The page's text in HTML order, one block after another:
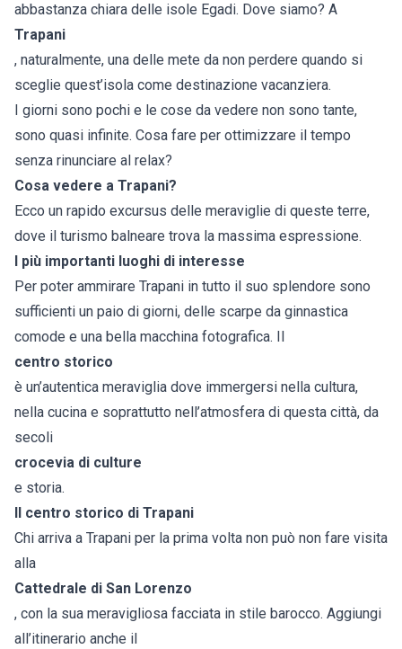
abbastanza chiara delle isole Egadi. Dove siamo? A
Trapani
, naturalmente, una delle mete da non perdere quando si
sceglie quest’isola come destinazione vacanziera.
I giorni sono pochi e le cose da vedere non sono tante,
sono quasi infinite. Cosa fare per ottimizzare il tempo
senza rinunciare al relax?
Cosa vedere a Trapani?
Ecco un rapido excursus delle meraviglie di queste terre,
dove il turismo balneare trova la massima espressione.
I più importanti luoghi di interesse
Per poter ammirare Trapani in tutto il suo splendore sono
sufficienti un paio di giorni, delle scarpe da ginnastica
comode e una bella macchina fotografica. Il
centro storico
è un’autentica meraviglia dove immergersi nella cultura,
nella cucina e soprattutto nell’atmosfera di questa città, da
secoli
crocevia di culture
e storia.
Il centro storico di Trapani
Chi arriva a Trapani per la prima volta non può non fare visita
alla
Cattedrale di San Lorenzo
, con la sua meravigliosa facciata in stile barocco. Aggiungi
all’itinerario anche il